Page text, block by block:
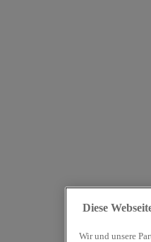
Diese
Wir und unsere